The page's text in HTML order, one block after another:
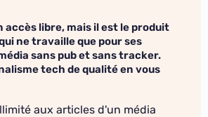
accès libre, mais il est le produit
ne travaille que pour ses
sans pub et sans tracker.
tech de qualité en vous
aux articles d'un média